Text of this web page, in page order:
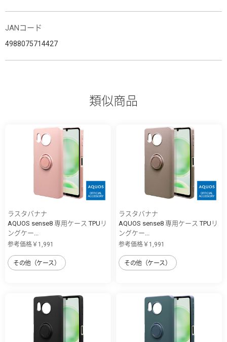
JANコード
4988075714427
類似商品
ラスタバナナ
AQUOS sense8 専用ケース TPUリ
ングケー...
参考価格￥1,991
その他（ケース）
ラスタバナナ
AQUOS sense8 専用ケース TPUリ
ングケー...
参考価格￥1,991
その他（ケース）